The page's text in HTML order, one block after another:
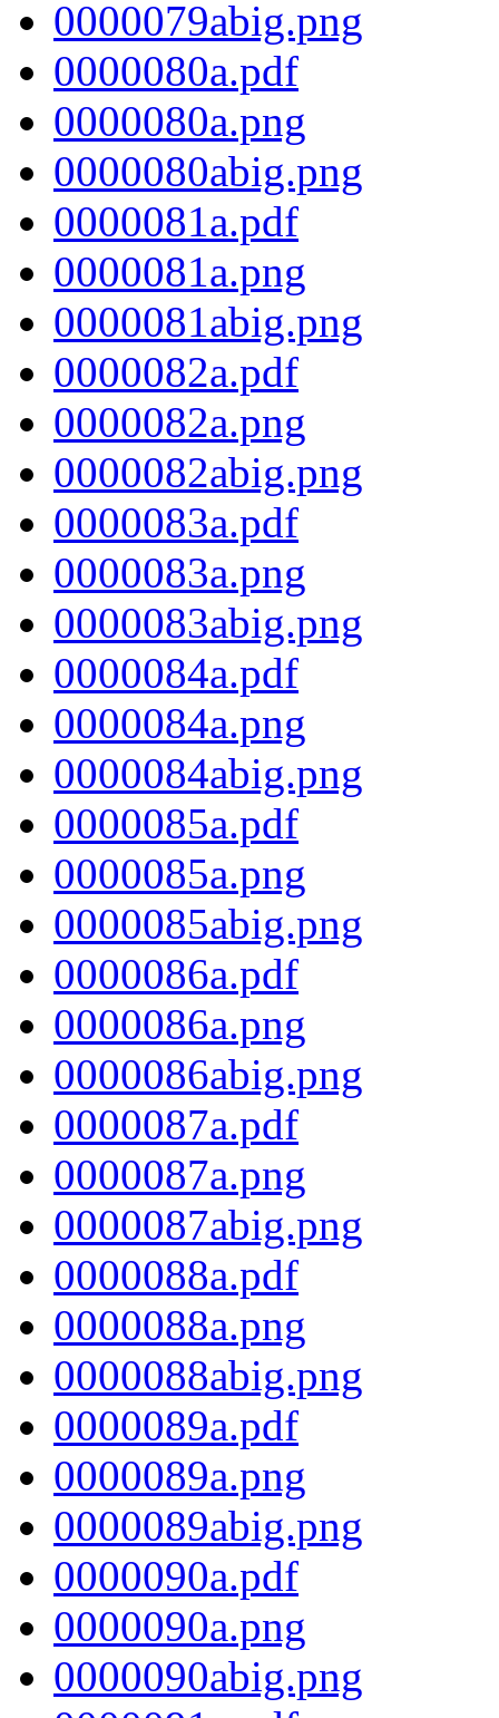
0000079abig.png
0000080a.pdf
0000080a.png
0000080abig.png
0000081a.pdf
0000081a.png
0000081abig.png
0000082a.pdf
0000082a.png
0000082abig.png
0000083a.pdf
0000083a.png
0000083abig.png
0000084a.pdf
0000084a.png
0000084abig.png
0000085a.pdf
0000085a.png
0000085abig.png
0000086a.pdf
0000086a.png
0000086abig.png
0000087a.pdf
0000087a.png
0000087abig.png
0000088a.pdf
0000088a.png
0000088abig.png
0000089a.pdf
0000089a.png
0000089abig.png
0000090a.pdf
0000090a.png
0000090abig.png